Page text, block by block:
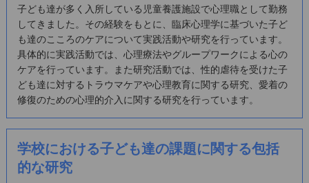
子ども達が多く入所している児童養護施設で心理職として勤務
してきました。その経験をもとに、臨床心理学に基づいた子ど
も達のこころのケアについて実践活動や研究を行っています。
具体的に実践活動では、心理療法やグループワークによる心の
ケアを行っています。また研究活動では、性的虐待を受けた子
ども達に対するトラウマケアや心理教育に関する研究、愛着の
修復のための心理的介入に関する研究を行っています。
学校における子ども達の課題に関する包括
的な研究